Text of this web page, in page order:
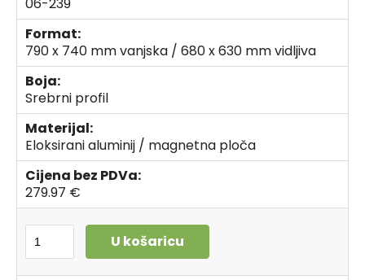
Format:
790 x 740 mm vanjska / 680 x 630 mm vidljiva
Boja:
Srebrni profil
Materijal:
Eloksirani aluminij / magnetna ploča
Cijena bez PDVa:
279.97 €
U košaricu